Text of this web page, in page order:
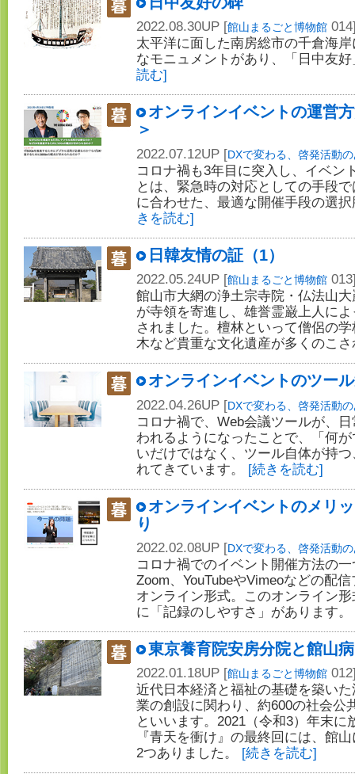
2022.08.30UP [館山まるごと博物館
太平洋に面した南房総市の千倉海
なモニュメントがあり、「日中友
読む]
オンラインイベントの運営
＞
2022.07.12UP [DXで変わる、啓発活動
コロナ禍も3年目に突入し、イベン
とは、緊急時の対応としての手段
に合わせた、最適な開催手段の選
きを読む]
日韓友情の証（1）
2022.05.24UP [館山まるごと博物館
館山市大網の浄土宗寺院・仏法山
が寺領を寄進し、雄誉霊巌上人に
されました。檀林といって僧侶の
木など貴重な文化遺産が多くのこ
オンラインイベントのツー
2022.04.26UP [DXで変わる、啓発活動
コロナ禍で、Web会議ツールが、
われるようになったことで、「何
いだけではなく、ツール自体が持
れてきています。 [続きを読む]
オンラインイベントのメリ
り
2022.02.08UP [DXで変わる、啓発活動
コロナ禍でのイベント開催方法の
Zoom、YouTubeやVimeoなどの配
オンライン形式。このオンライン
に「記録のしやすさ」があります。
東京養育院安房分院と館山
2022.01.18UP [館山まるごと博物館
近代日本経済と福祉の基礎を築い
業の創設に関わり、約600の社会公
といいます。2021（令和3）年末に
『青天を衝け』の最終回には、館
2つありました。 [続きを読む]